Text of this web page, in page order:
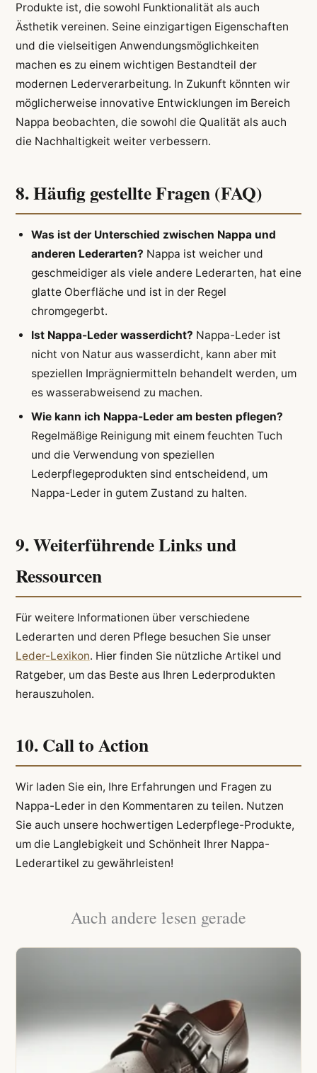
Produkte ist, die sowohl Funktionalität als auch
Ästhetik vereinen. Seine einzigartigen Eigenschaften
und die vielseitigen Anwendungsmöglichkeiten
machen es zu einem wichtigen Bestandteil der
modernen Lederverarbeitung. In Zukunft könnten wir
möglicherweise innovative Entwicklungen im Bereich
Nappa beobachten, die sowohl die Qualität als auch
die Nachhaltigkeit weiter verbessern.
8. Häufig gestellte Fragen (FAQ)
Was ist der Unterschied zwischen Nappa und
anderen Lederarten? Nappa ist weicher und
geschmeidiger als viele andere Lederarten, hat eine
glatte Oberfläche und ist in der Regel
chromgegerbt.
Ist Nappa-Leder wasserdicht? Nappa-Leder ist
nicht von Natur aus wasserdicht, kann aber mit
speziellen Imprägniermitteln behandelt werden, um
es wasserabweisend zu machen.
Wie kann ich Nappa-Leder am besten pflegen?
Regelmäßige Reinigung mit einem feuchten Tuch
und die Verwendung von speziellen
Lederpflegeprodukten sind entscheidend, um
Nappa-Leder in gutem Zustand zu halten.
9. Weiterführende Links und
Ressourcen
Für weitere Informationen über verschiedene
Lederarten und deren Pflege besuchen Sie unser
Leder-Lexikon. Hier finden Sie nützliche Artikel und
Ratgeber, um das Beste aus Ihren Lederprodukten
herauszuholen.
10. Call to Action
Wir laden Sie ein, Ihre Erfahrungen und Fragen zu
Nappa-Leder in den Kommentaren zu teilen. Nutzen
Sie auch unsere hochwertigen Lederpflege-Produkte,
um die Langlebigkeit und Schönheit Ihrer Nappa-
Lederartikel zu gewährleisten!
Auch andere lesen gerade